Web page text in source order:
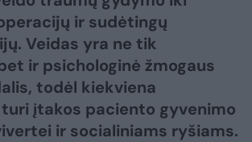
ir sudėtingų
Veidas yra ne tik
ir psichologinė žmogaus
todėl kiekviena
įtakos paciento gyvenimo
ir socialiniams ryšiams.